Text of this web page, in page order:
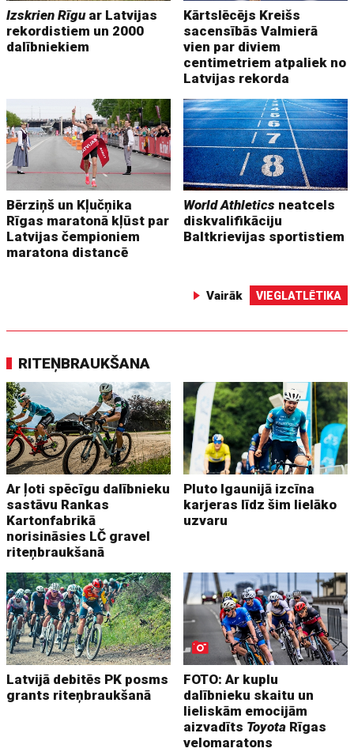
Izskrien Rīguar Latvijas
rekordistiem un 2000
dalībniekiem
Kārtslēcējs Kreišs
sacensībās Valmierā
vien par diviem
centimetriem atpaliek no
Latvijas rekorda
Bērziņš un Kļučņika
Rīgas maratonā kļūst par
Latvijas čempioniem
maratona distancē
World Athletics neatcels
diskvalifikāciju
Baltkrievijas sportistiem
Vairāk VIEGLATLĒTIKA
RITEŅBRAUKŠANA
Ar ļoti spēcīgu dalībnieku
sastāvu Rankas
Kartonfabrikā
norisināsies LČ gravel
riteņbraukšanā
Pluto Igaunijā izcīna
karjeras līdz šim lielāko
uzvaru
Latvijā debitēs PK posms
grants riteņbraukšanā
FOTO: Ar kuplu
dalībnieku skaitu un
lieliskām emocijām
aizvadīts Toyota Rīgas
velomaratons